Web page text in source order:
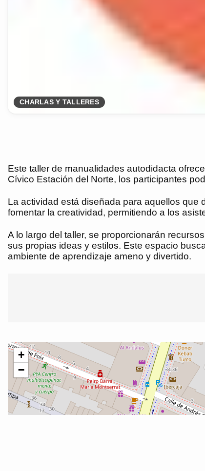
CHARLAS Y TALLERES
Este taller de manualidades autodidacta
Cívico Estación del Norte, los participantes
La actividad está diseñada para aquellos que
fomentar la creatividad, permitiendo a los
A lo largo del taller, se proporcionarán
sus propias ideas y estilos. Este espacio
ambiente de aprendizaje ameno y divertido.